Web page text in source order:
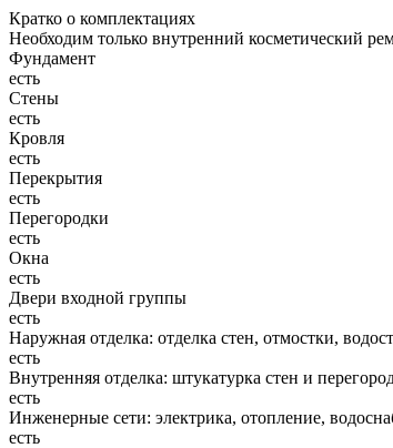
Кратко о комплектациях
Необходим только внутренний косметический
Фундамент
есть
Стены
есть
Кровля
есть
Перекрытия
есть
Перегородки
есть
Окна
есть
Двери входной группы
есть
Наружная отделка: отделка стен, отмостки,
есть
Внутренняя отделка: штукатурка стен и
есть
Инженерные сети: электрика, отопление,
есть